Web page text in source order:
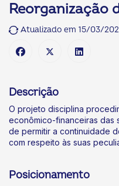
Reorganização
Atualizado em 15/03/
Descrição
O projeto disciplina
econômico-financeiras das
de permitir a continuidade
com respeito às suas
Posicionamento